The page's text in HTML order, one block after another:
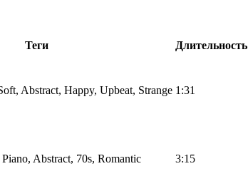
Теги Длительность
Abstract, Happy, Upbeat, Strange 1:31
Abstract, 70s, Romantic 3:15